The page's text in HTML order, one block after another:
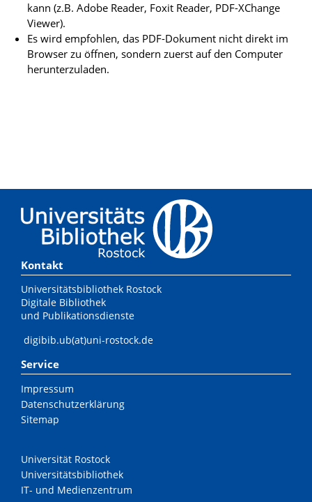
kann (z.B. Adobe Reader, Foxit Reader, PDF-XChange
Viewer).
Es wird empfohlen, das PDF-Dokument nicht direkt im
Browser zu öffnen, sondern zuerst auf den Computer
herunterzuladen.
Kontakt
Universitätsbibliothek Rostock
Digitale Bibliothek
und Publikationsdienste
digibib.ub(at)uni-rostock.de
Service
Impressum
Datenschutzerklärung
Sitemap
Universität Rostock
Universitätsbibliothek
IT- und Medienzentrum